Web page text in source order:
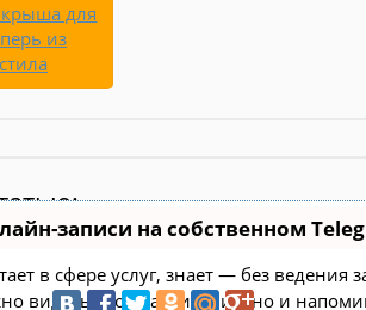
для
из
записи на собственном
в сфере услуг, знает — без
видеть свое расписание, но и